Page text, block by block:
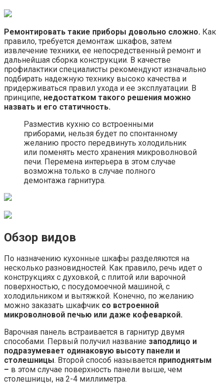
Ремонтировать такие приборы довольно сложно. Как
правило, требуется демонтаж шкафов, затем
извлечение техники, ее непосредственный ремонт и
дальнейшая сборка конструкции. В качестве
профилактики специалисты рекомендуют изначально
подбирать надежную технику высоко качества и
придерживаться правил ухода и ее эксплуатации. В
принципе, недостатком такого решения можно
назвать и его статичность.
Разместив кухню со встроенными
приборами, нельзя будет по спонтанному
желанию просто передвинуть холодильник
или поменять место хранения микроволновой
печи. Перемена интерьера в этом случае
возможна только в случае полного
демонтажа гарнитура.
Обзор видов
По назначению кухонные шкафы разделяются на
несколько разновидностей. Как правило, речь идет о
конструкциях с духовкой, с плитой или варочной
поверхностью, с посудомоечной машиной, с
холодильником и вытяжкой. Конечно, по желанию
можно заказать шкафчик со встроенной
микроволновой печью или даже кофеваркой.
Варочная панель встраивается в гарнитур двумя
способами. Первый получил название заподлицо и
подразумевает одинаковую высоту панели и
столешницы. Второй способ называется приподнятым
– в этом случае поверхность панели выше, чем
столешницы, на 2-4 миллиметра.